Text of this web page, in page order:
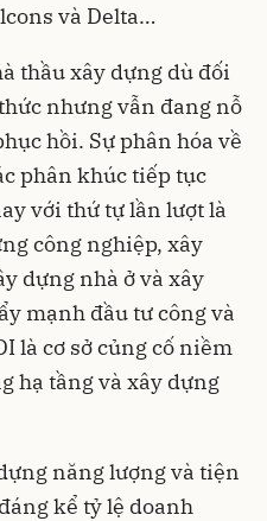
và Delta…
thầu xây dựng dù đối
nhưng vẫn đang nỗ
hồi. Sự phân hóa về
phân khúc tiếp tục
với thứ tự lần lượt là
công nghiệp, xây
dựng nhà ở và xây
mạnh đầu tư công và
là cơ sở củng cố niềm
hạ tầng và xây dựng
năng lượng và tiện
kể tỷ lệ doanh